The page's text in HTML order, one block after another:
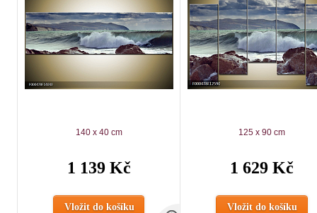
140 x 40 cm
1 139 Kč
Vložit do košíku
125 x 90 cm
1 629 Kč
Vložit do košíku